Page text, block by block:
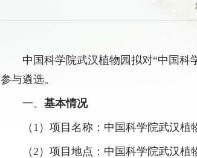
中国科学院武汉植物园拟对“中国科
参与遴选。
一、 基本情况
（1） 项目名称：中国科学院武汉植
（2） 项目地点：中国科学院武汉植